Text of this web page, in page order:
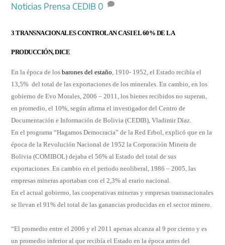
Noticias Prensa CEDIB 0
3 TRANSNACIONALES CONTROLAN CASI EL 60% DE LA
PRODUCCIÓN, DICE
En la época de losbarones del estaño , 1910- 1952, el Estado recibía el
13,5% del total de las exportaciones de los minerales. En cambio, en los
gobierno de Evo Morales, 2006 – 2011, los bienes recibidos no superan,
en promedio, el 10%, según afirma el investigador del Centro de
Documentación e Información de Bolivia (CEDIB), Vladimir Díaz.
En el programa “Hagamos Democracia” de la Red Erbol, explicó que en la
época de la Revolución Nacional de 1952 la Corporación Minera de
Bolivia (COMIBOL) dejaba el 56% al Estado del total de sus
exportaciones. En cambio en el periodo neoliberal, 1986 – 2005, las
empresas mineras aportaban con el 2,3% al erario nacional.
En el actual gobierno, las cooperativas mineras y empresas transnacionales
se llevan el 91% del total de las ganancias producidas en el sector minero.
“El promedio entre el 2006 y el 2011 apenas alcanza al 9 por ciento y es
un promedio inferior al que recibía el Estado en la época antes del